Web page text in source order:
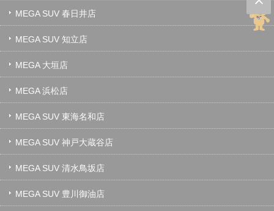
MEGA SUV 春日井店
MEGA SUV 知立店
MEGA 大垣店
MEGA 浜松店
MEGA SUV 東海名和店
MEGA SUV 神戸大蔵谷店
MEGA SUV 清水鳥坂店
MEGA SUV 豊川御油店